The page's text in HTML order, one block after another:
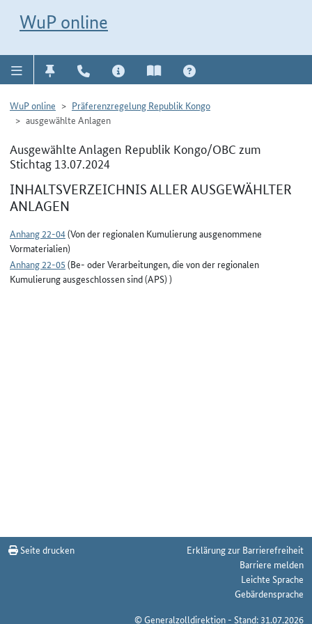
WuP online
WuP online
Präferenzregelung Republik Kongo
ausgewählte Anlagen
Ausgewählte Anlagen Republik Kongo/OBC zum
Stichtag 13.07.2024
INHALTSVERZEICHNIS ALLER AUSGEWÄHLTER
ANLAGEN
Anhang 22-04(Von der regionalen Kumulierung ausgenommene
Vormaterialien)
Anhang 22-05 (Be- oder Verarbeitungen, die von der regionalen
Kumulierung ausgeschlossen sind (APS) )
Seite drucken
Erklärung zur Barrierefreiheit
Barriere melden
Leichte Sprache
Gebärdensprache
© Generalzolldirektion - Stand: 31.07.2026